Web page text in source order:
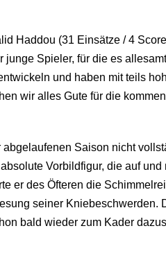
Haddou (31 Einsätze / 4
junge Spieler, für die es
und haben mit teils
wir alles Gute für die
Saison nicht
Vorbildfigur, die auf und
er des Öfteren die
seiner Kniebeschwerden.
bald wieder zum Kader